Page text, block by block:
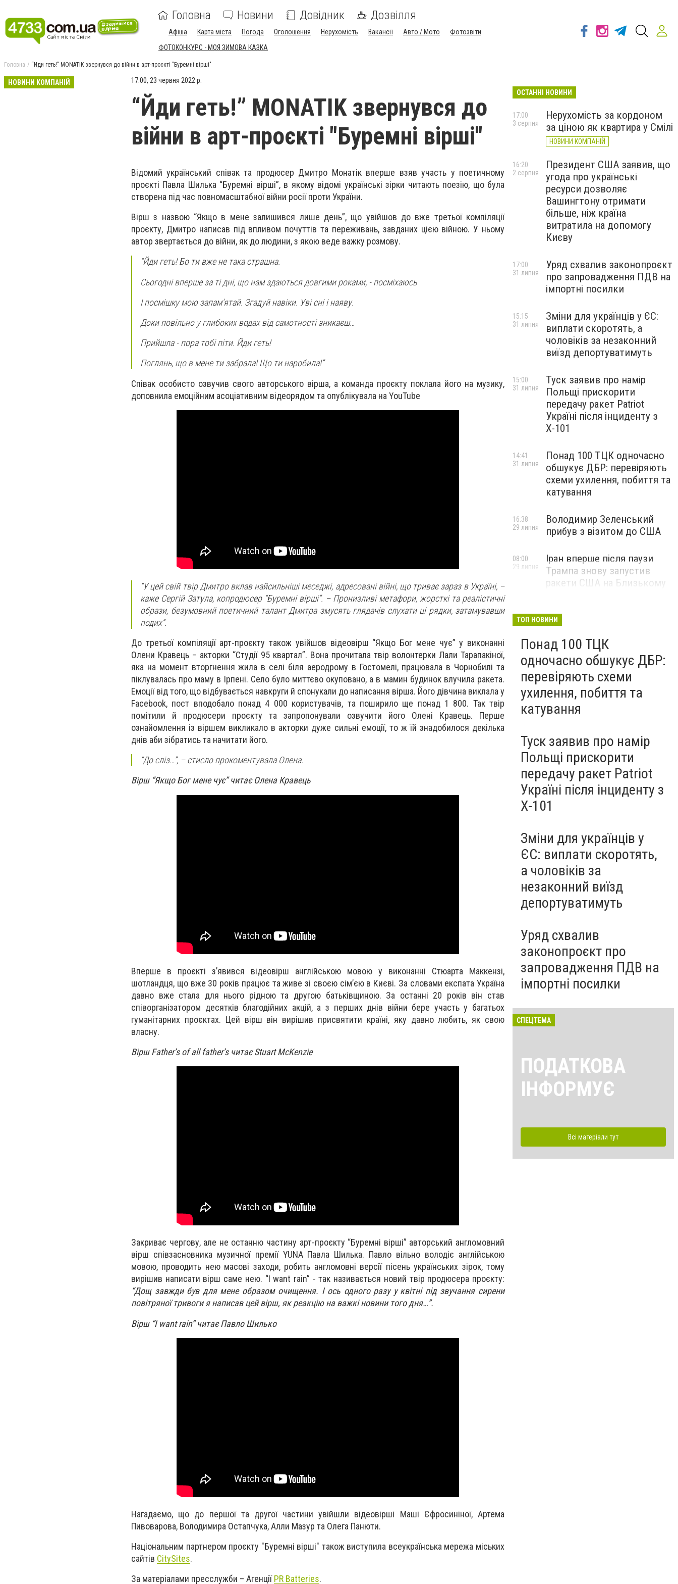
Головна Новини Довідник Дозвілля
Афіша Карта міста Погода Оголошення Нерухомість Вакансії Авто / Мото
Фотозвіти
ФОТОКОНКУРС - МОЯ ЗИМОВА КАЗКА
Головна “Йди геть!” MONATIK звернувся до війни в арт-проєкті "Буремні вірші"
НОВИНИ КОМПАНІЙ 17:00, 23 червня 2022 р.
“Йди геть!” MONATIK звернувся до
війни в арт-проєкті "Буремні вірші"
Відомий український співак та продюсер Дмитро Монатік вперше взяв участь у поетичному
проєкті Павла Шилька “Буремні вірші”, в якому відомі українські зірки читають поезію, що була
створена під час повномасштабної війни росії проти України.
Вірш з назвою “Якщо в мене залишився лише день”, що увійшов до вже третьої компіляції
проєкту, Дмитро написав під впливом почуттів та переживань, завданих цією війною. У ньому
автор звертається до війни, як до людини, з якою веде важку розмову.
“Йди геть! Бо ти вже не така страшна.
Сьогодні вперше за ті дні, що нам здаються довгими роками, - посміхаюсь
І посмішку мою запам'ятай. Згадуй навіки. Уві сні і наяву.
Доки повільно у глибоких водах від самотності зникаєш…
Прийшла - пора тобі піти. Йди геть!
Поглянь, що в мене ти забрала! Що ти наробила!”
Співак особисто озвучив свого авторського вірша, а команда проєкту поклала його на музику,
доповнила емоційним асоціативним відеорядом та опублікувала на YouTube
“У цей свій твір Дмитро вклав найсильніші меседжі, адресовані війні, що триває зараз в Україні, –
каже Сергій Затула, копродюсер “Буремні вірші”. – Пронизливі метафори, жорсткі та реалістичні
образи, безумовний поетичний талант Дмитра змусять глядачів слухати ці рядки, затамувавши
подих”.
До третьої компіляції арт-проєкту також увійшов відеовірш “Якщо Бог мене чує” у виконанні
Олени Кравець – акторки “Студії 95 квартал”. Вона прочитала твір волонтерки Лали Тарапакіної,
яка на момент вторгнення жила в селі біля аеродрому в Гостомелі, працювала в Чорнобилі та
піклувалась про маму в Ірпені. Село було миттєво окуповано, а в мамин будинок влучила ракета.
Емоції від того, що відбувається навкруги й спонукали до написання вірша. Його дівчина виклала у
Facebook, пост вподобало понад 4 000 користувачів, та поширило ще понад 1 800. Так твір
помітили й продюсери проєкту та запропонували озвучити його Олені Кравець. Перше
ознайомлення із віршем викликало в акторки дуже сильні емоції, то ж їй знадобилося декілька
днів аби зібратись та начитати його.
“До сліз…”, – стисло прокоментувала Олена.
Вірш “Якщо Бог мене чує” читає Олена Кравець
Вперше в проєкті зʼявився відеовірш англійською мовою у виконанні Стюарта Маккензі,
шотландця, що вже 30 років працює та живе зі своєю сімʼєю в Києві. За словами експата Україна
давно вже стала для нього рідною та другою батьківщиною. За останні 20 років він став
співорганізатором десятків благодійних акцій, а з перших днів війни бере участь у багатьох
гуманітарних проєктах. Цей вірш він вирішив присвятити країні, яку давно любить, як свою
власну.
Вірш Father’s of all father’s читає Stuart McKenzie
Закриває чергову, але не останню частину арт-проєкту “Буремні вірші” авторський англомовний
вірш співзасновника музичної премії YUNA Павла Шилька. Павло вільно володіє англійською
мовою, проводить нею масові заходи, робить англомовні версії пісень українських зірок, тому
вирішив написати вірш саме нею. “I want rain” - так називається новий твір продюсера проєкту:
“Дощ завжди був для мене образом очищення. І ось одного разу у квітні під звучання сирени
повітряної тривоги я написав цей вірш, як реакцію на важкі новини того дня…”.
Вірш “I want rain” читає Павло Шилько
Нагадаємо, що до першої та другої частини увійшли відеовірші Маші Єфросиніної, Артема
Пивоварова, Володимира Остапчука, Алли Мазур та Олега Панюти.
Національним партнером проєкту "Буремні вірші" також виступила всеукраїнська мережа міських
сайтів CitySites.
За матеріалами пресслужби – АгенціїPR Batteries.
ОСТАННІ НОВИНИ
Нерухомість за кордоном
за ціною як квартира у Смілі
НОВИНИ КОМПАНІЙ
17:00
3 серпня
Президент США заявив, що
угода про українські
ресурси дозволяє
Вашингтону отримати
більше, ніж країна
витратила на допомогу
Києву
16:20
2 серпня
Уряд схвалив законопроєкт
про запровадження ПДВ на
імпортні посилки
17:00
31 липня
Зміни для українців у ЄС:
виплати скоротять, а
чоловіків за незаконний
виїзд депортуватимуть
15:15
31 липня
Туск заявив про намір
Польщі прискорити
передачу ракет Patriot
Україні після інциденту з
Х-101
15:00
31 липня
Понад 100 ТЦК одночасно
обшукує ДБР: перевіряють
схеми ухилення, побиття та
катування
14:41
31 липня
Володимир Зеленський
прибув з візитом до США
16:38
29 липня
Іран вперше після паузи
Трампа знову запустив
ракети США на Близькому
08:00
29 липня
ТОП НОВИНИ
Понад 100 ТЦК
одночасно обшукує ДБР:
перевіряють схеми
ухилення, побиття та
катування
Туск заявив про намір
Польщі прискорити
передачу ракет Patriot
Україні після інциденту з
Х-101
Зміни для українців у
ЄС: виплати скоротять,
а чоловіків за
незаконний виїзд
депортуватимуть
Уряд схвалив
законопроєкт про
запровадження ПДВ на
імпортні посилки
СПЕЦТЕМА
ПОДАТКОВА
ІНФОРМУЄ
Всі матеріали тут